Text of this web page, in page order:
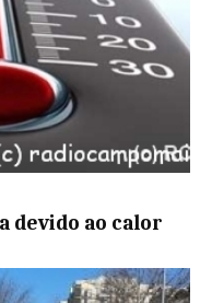
devido ao calor